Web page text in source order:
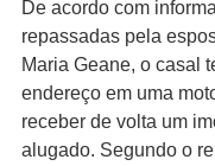
De acordo com
repassadas pela
Maria Geane, o casal
endereço em uma
receber de volta um
alugado. Segundo o